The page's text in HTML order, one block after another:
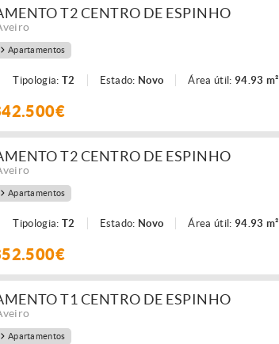
T2 CENTRO DE ESPINHO
Apartamentos
Tipologia: T2 Estado: Novo Área útil: 94.93 m²
T2 CENTRO DE ESPINHO
Apartamentos
Tipologia: T2 Estado: Novo Área útil: 94.93 m²
T1 CENTRO DE ESPINHO
Apartamentos